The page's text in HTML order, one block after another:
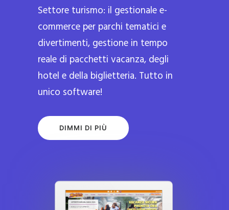
Settore turismo: il gestionale e-
commerce per parchi tematici e
divertimenti, gestione in tempo
reale di pacchetti vacanza, degli
hotel e della biglietteria. Tutto in
unico software!
DIMMI DI PIÙ